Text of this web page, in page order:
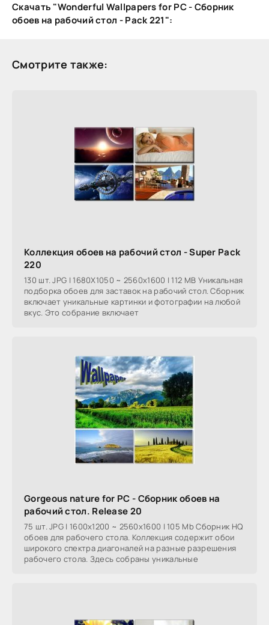
Скачать "Wonderful Wallpapers for PC - Сборник
обоев на рабочий стол - Pack 221":
Смотрите также:
Коллекция обоев на рабочий стол - Super Pack
220
130 шт. JPG | 1680X1050 ~ 2560x1600 | 112 MB Уникальная
подборка обоев для заставок на рабочий стол. Сборник
включает уникальные картинки и фотографии на любой
вкус. Это собрание включает
Gorgeous nature for PC - Сборник обоев на
рабочий стол. Release 20
75 шт. JPG | 1600x1200 ~ 2560x1600 | 105 Mb Сборник HQ
обоев для рабочего стола. Коллекция содержит обои
широкого спектра диагоналей на разные разрешения
рабочего стола. Здесь собраны уникальные